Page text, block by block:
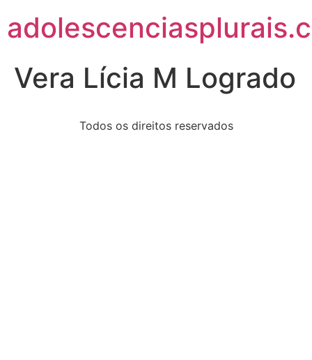
Vera Lícia M Logrado
Todos os direitos reservados